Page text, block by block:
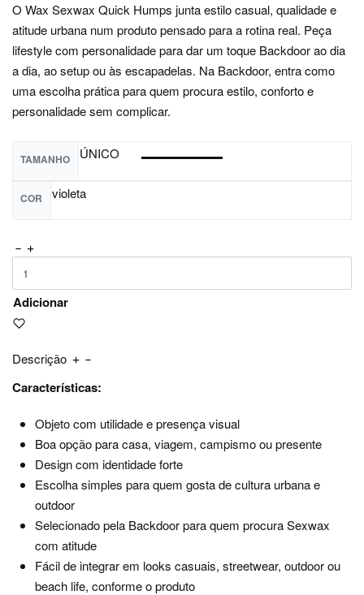
O Wax Sexwax Quick Humps junta estilo casual, qualidade e
atitude urbana num produto pensado para a rotina real. Peça
lifestyle com personalidade para dar um toque Backdoor ao dia
a dia, ao setup ou às escapadelas. Na Backdoor, entra como
uma escolha prática para quem procura estilo, conforto e
personalidade sem complicar.
TAMANHO ÚNICO
COR violeta
Adicionar
Descrição
Características:
Objeto com utilidade e presença visual
Boa opção para casa, viagem, campismo ou presente
Design com identidade forte
Escolha simples para quem gosta de cultura urbana e
outdoor
Selecionado pela Backdoor para quem procura Sexwax
com atitude
Fácil de integrar em looks casuais, streetwear, outdoor ou
beach life, conforme o produto